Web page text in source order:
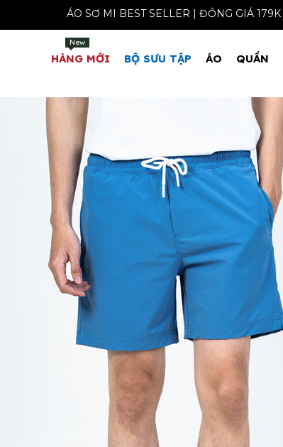
ÁO SƠ MI BEST SELLER | ĐỒNG GIÁ 179K - 199K
HÀNG MỚI
New
BỘ SƯU TẬP ÁO QUẦN